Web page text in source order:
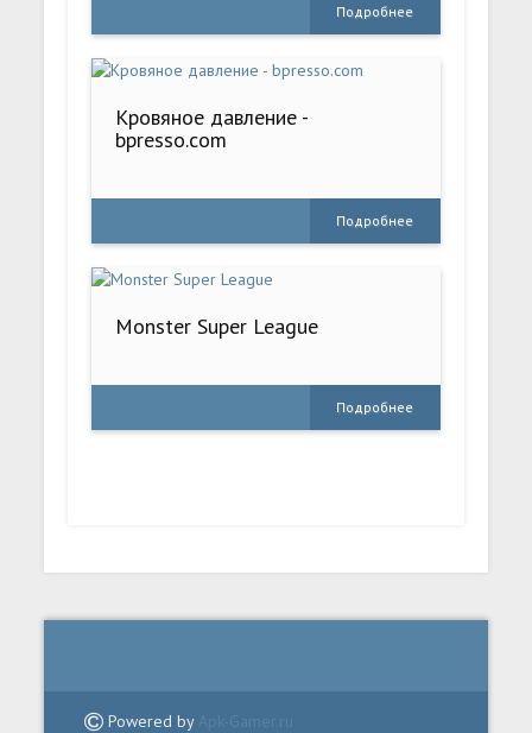
Подробнее
Кровяное давление -
bpresso.com
Подробнее
Monster Super League
Подробнее
Powered by